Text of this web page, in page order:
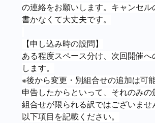
の連絡をお願いします。キャンセル
書かなくて大丈夫です。
【申し込み時の設問】
ある程度スペース分け、次回開催へ
します。
※後から変更・別組合せの追加は可
申告したからといって、それのみ
組合せが限られる訳ではございませ
以下項目を記載ください。